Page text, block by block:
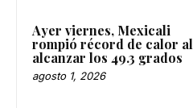
Ayer viernes, Mexicali
rompió récord de calor al
alcanzar los 49.3 grados
agosto 1, 2026